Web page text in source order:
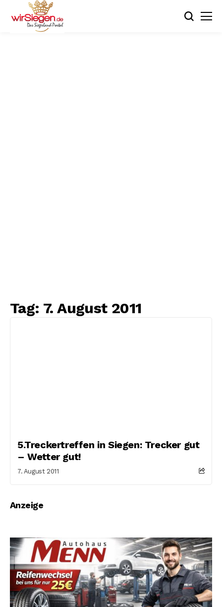
Tag: 7. August 2011
5.Treckertreffen in Siegen: Trecker gut
– Wetter gut!
7. August 2011
Anzeige